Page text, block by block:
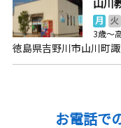
山川
月 火
3歳～
徳島県吉野川市山川町
お電話で